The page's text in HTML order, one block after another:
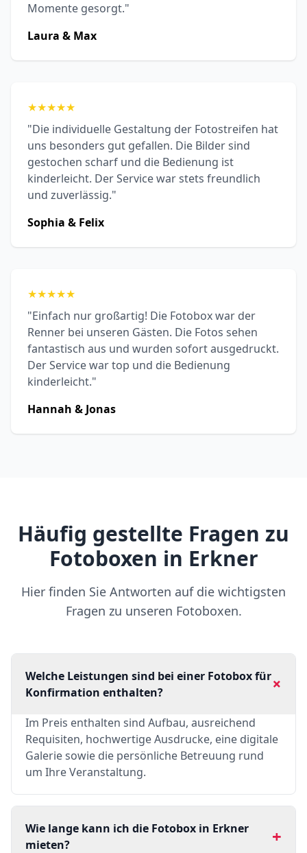
Momente gesorgt."
Laura & Max
★★★★★
"Die individuelle Gestaltung der Fotostreifen hat
uns besonders gut gefallen. Die Bilder sind
gestochen scharf und die Bedienung ist
kinderleicht. Der Service war stets freundlich
und zuverlässig."
Sophia & Felix
★★★★★
"Einfach nur großartig! Die Fotobox war der
Renner bei unseren Gästen. Die Fotos sehen
fantastisch aus und wurden sofort ausgedruckt.
Der Service war top und die Bedienung
kinderleicht."
Hannah & Jonas
Häufig gestellte Fragen zu
Fotoboxen in Erkner
Hier finden Sie Antworten auf die wichtigsten
Fragen zu unseren Fotoboxen.
Welche Leistungen sind bei einer Fotobox für
Konfirmation enthalten?
+
Im Preis enthalten sind Aufbau, ausreichend
Requisiten, hochwertige Ausdrucke, eine digitale
Galerie sowie die persönliche Betreuung rund
um Ihre Veranstaltung.
Wie lange kann ich die Fotobox in Erkner
mieten?
+